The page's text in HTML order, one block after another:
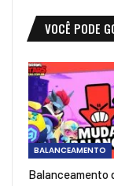
VOCÊ PODE
BALANCEAMENTO
Balanceamento